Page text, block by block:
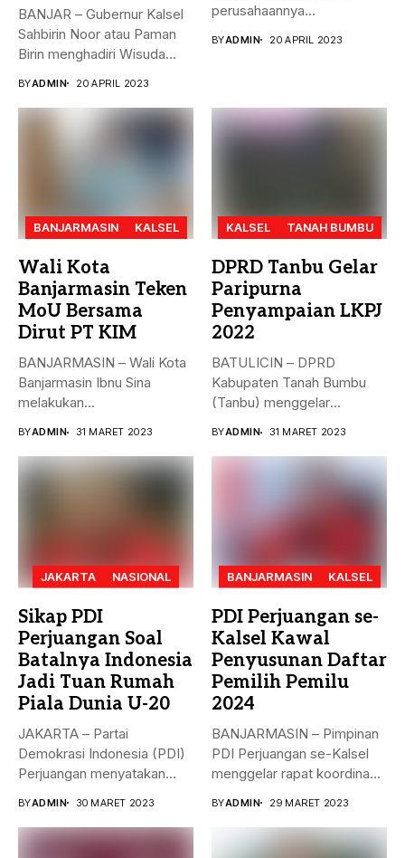
BANJAR – Gubernur Kalsel
Sahbirin Noor atau Paman
Birin menghadiri Wisuda
BYADMIN 20 APRIL 2023
perusahaannya
BYADMIN 20 APRIL 2023
BANJARMASIN KALSEL
Wali Kota
Banjarmasin Teken
MoU Bersama
Dirut PT KIM
BANJARMASIN – Wali Kota
Banjarmasin Ibnu Sina
melakukan
BYADMIN 31 MARET 2023
KALSEL TANAH BUMBU
DPRD Tanbu Gelar
Paripurna
Penyampaian LKPJ
2022
BATULICIN – DPRD
Kabupaten Tanah Bumbu
(Tanbu) menggelar
BYADMIN 31 MARET 2023
JAKARTA NASIONAL
Sikap PDI
Perjuangan Soal
Batalnya Indonesia
Jadi Tuan Rumah
Piala Dunia U-20
JAKARTA – Partai
Demokrasi Indonesia (PDI)
Perjuangan menyatakan
BYADMIN 30 MARET 2023
BANJARMASIN KALSEL
PDI Perjuangan se-
Kalsel Kawal
Penyusunan Daftar
Pemilih Pemilu
2024
BANJARMASIN – Pimpinan
PDI Perjuangan se-Kalsel
menggelar rapat koordinasi
BYADMIN 29 MARET 2023